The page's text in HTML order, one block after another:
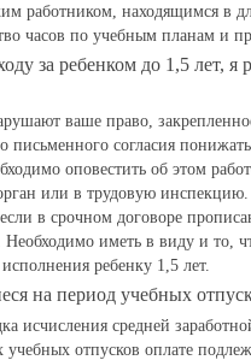
работником, находящимся в
часов по учебным планам и
за ребенком до 1,5
ваше право,
согласия
оповестить об этом
или в трудовую
в срочном договоре
Необходимо иметь в виду и
ребенку 1,5 лет.
на период учебных
исчисления средней
отпусков оплате